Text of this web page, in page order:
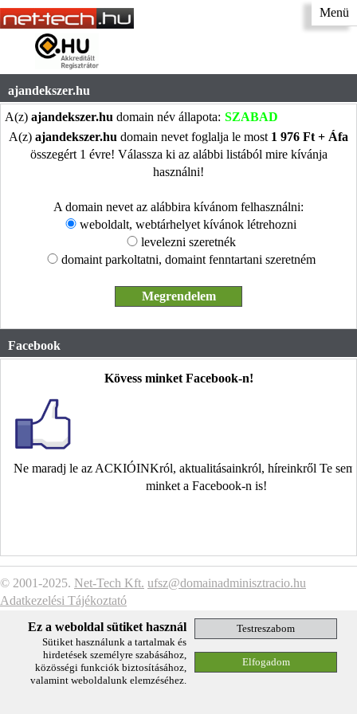
Menü
ajandekszer.hu
A(z) ajandekszer.hu domain név állapota: SZABAD
A(z) ajandekszer.hu domain nevet foglalja le most 1 976 Ft + Áfa
összegért 1 évre! Válassza ki az alábbi listából mire kívánja
használni!
A domain nevet az alábbira kívánom felhasználni:
weboldalt, webtárhelyet kívánok létrehozni
levelezni szeretnék
domaint parkoltatni, domaint fenntartani szeretném
Facebook
Kövess minket Facebook-n!
Ne maradj le az ACKIÓINKról, aktualitásainkról, híreinkről Te
minket a Facebook-n is!
© 2001-2025. Net-Tech Kft. ufsz@domainadminisztracio.hu
Adatkezelési Tájékoztató
Ez a weboldal sütiket használ
Sütiket használunk a tartalmak és
hirdetések személyre szabásához,
közösségi funkciók biztosításához,
valamint weboldalunk elemzéséhez.